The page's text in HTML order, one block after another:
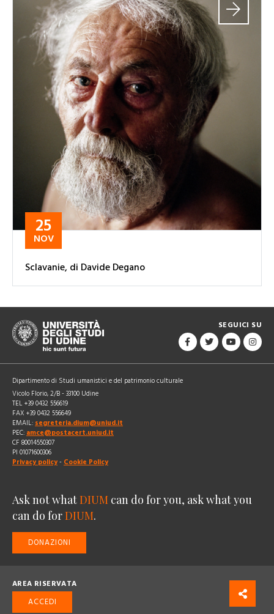
25
NOV
Sclavanie, di Davide Degano
SEGUICI SU
Dipartimento di Studi umanistici e del patrimonio culturale
Vicolo Florio, 2/B - 33100 Udine
TEL +39 0432 556619
FAX +39 0432 556649
EMAIL: segreteria.dium@uniud.it
PEC: amce@postacert.uniud.it
CF 80014550307
PI 01071600306
Privacy policy - Cookie Policy
Ask not whatDIUM can do for you, ask what you
can do forDIUM.
DONAZIONI
AREA RISERVATA
ACCEDI